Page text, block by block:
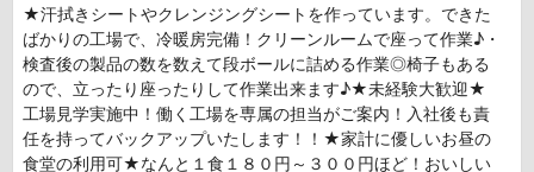
★汗拭きシートやクレンジングシートを作っています。できた
ばかりの工場で、冷暖房完備！クリーンルームで座って作業♪・
検査後の製品の数を数えて段ボールに詰める作業◎椅子もある
ので、立ったり座ったりして作業出来ます♪★未経験大歓迎★
工場見学実施中！働く工場を専属の担当がご案内！入社後も責
任を持ってバックアップいたします！！★家計に優しいお昼の
食堂の利用可★なんと１食１８０円～３００円ほど！おいしい